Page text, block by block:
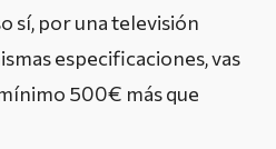
sí, por una televisión
especificaciones, vas
500€ más que